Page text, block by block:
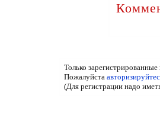
Только
Пожалуйста
(Для регистрации надо